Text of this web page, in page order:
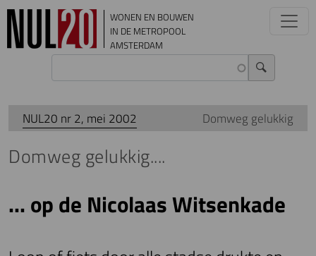
Overslaan en naar de inhoud gaan
WONEN EN BOUWEN
IN DE METROPOOL
AMSTERDAM
NUL20 nr 2, mei 2002 Domweg gelukkig
Domweg gelukkig....
... op de Nicolaas Witsenkade